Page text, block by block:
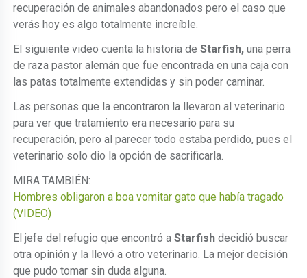
recuperación de animales abandonados pero el caso que
verás hoy es algo totalmente increíble.
El siguiente video cuenta la historia deStarfish, una perra
de raza pastor alemán que fue encontrada en una caja con
las patas totalmente extendidas y sin poder caminar.
Las personas que la encontraron la llevaron al veterinario
para ver que tratamiento era necesario para su
recuperación, pero al parecer todo estaba perdido, pues el
veterinario solo dio la opción de sacrificarla.
MIRA TAMBIÉN:
Hombres obligaron a boa vomitar gato que había tragado
(VIDEO)
El jefe del refugio que encontró aStarfish decidió buscar
otra opinión y la llevó a otro veterinario. La mejor decisión
que pudo tomar sin duda alguna.